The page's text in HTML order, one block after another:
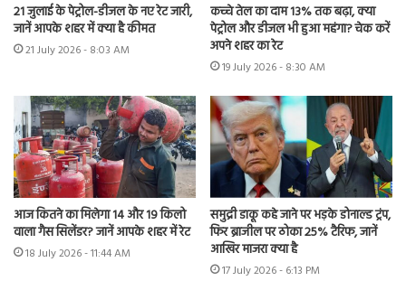
21 जुलाई के पेट्रोल-डीजल के नए रेट जारी,
जानें आपके शहर में क्या है कीमत
21 July 2026 - 8:03 AM
कच्चे तेल का दाम 13% तक बढ़ा, क्या
पेट्रोल और डीजल भी हुआ महंगा? चेक करें
अपने शहर का रेट
19 July 2026 - 8:30 AM
आज कितने का मिलेगा 14 और 19 किलो
वाला गैस सिलेंडर? जानें आपके शहर में रेट
18 July 2026 - 11:44 AM
समुद्री डाकू कहे जाने पर भड़के डोनाल्ड ट्रंप,
फिर ब्राजील पर ठोका 25% टैरिफ, जानें
आखिर माजरा क्या है
17 July 2026 - 6:13 PM